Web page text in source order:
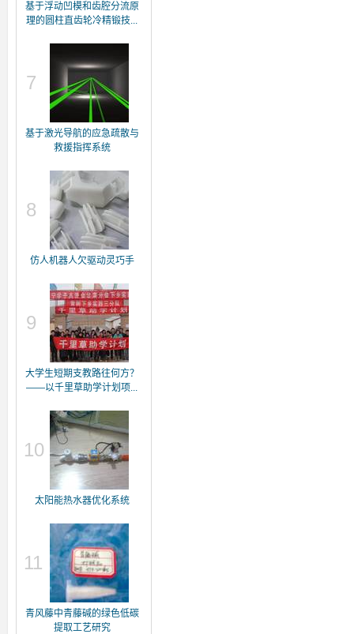
基于浮动凹模和齿腔分流原
理的圆柱直齿轮冷精锻技...
7
基于激光导航的应急疏散与
救援指挥系统
8
仿人机器人欠驱动灵巧手
9
大学生短期支教路往何方？
——以千里草助学计划项...
10
太阳能热水器优化系统
11
青风藤中青藤碱的绿色低碳
提取工艺研究